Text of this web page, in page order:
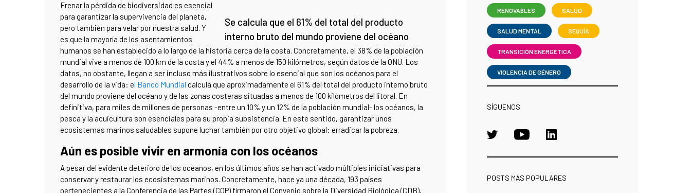
Se calcula que el 61% del total del producto
interno bruto del mundo proviene del océano
Frenar la pérdida de biodiversidad es esencial
para garantizar la supervivencia del planeta,
pero también para velar por nuestra salud. Y
es que la mayoría de los asentamientos
humanos se han establecido a lo largo de la historia cerca de la costa. Concretamente, el 38% de la población
mundial vive a menos de 100 km de la costa y el 44% a menos de 150 kilómetros, según datos de la ONU. Los
datos, no obstante, llegan a ser incluso más ilustrativos sobre lo esencial que son los océanos para el
desarrollo de la vida: el Banco Mundial calcula que aproximadamente el 61% del total del producto interno bruto
del mundo proviene del océano y de las zonas costeras situadas a menos de 100 kilómetros del litoral. En
definitiva, para miles de millones de personas -entre un 10% y un 12% de la población mundial- los océanos, la
pesca y la acuicultura son esenciales para su propia subsistencia. En este sentido, garantizar unos
ecosistemas marinos saludables supone luchar también por otro objetivo global: erradicar la pobreza.
Aún es posible vivir en armonía con los océanos
A pesar del evidente deterioro de los océanos, en los últimos años se han activado múltiples iniciativas para
conservar y restaurar los ecosistemas marinos. Concretamente, hace ya una década, 193 países
pertenecientes a la Conferencia de las Partes (COP) firmaron el Convenio sobre la Diversidad Biológica (CDB),
RENOVABLES SALUD
SALUD MENTAL SEQUÍA
TRANSICIÓN ENERGÉTICA
VIOLENCIA DE GÉNERO
SÍGUENOS
POSTS MÁS POPULARES